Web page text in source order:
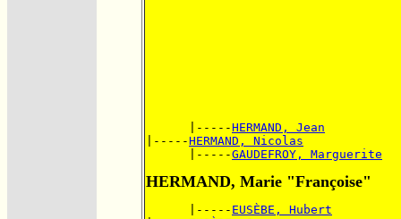
      |-----
HERMAND, Jean
|-----HERMAND, Nicolas
      |-----
GAUDEFROY, Marguerite
HERMAND, Marie "Françoise"
      |-----
EUSÈBE, Hubert